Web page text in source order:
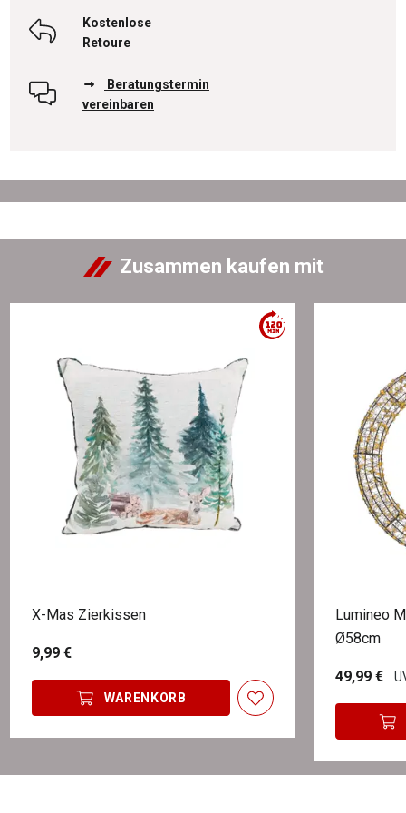
Kostenlose
Retoure
Beratungstermin
vereinbaren
Zusammen kaufen mit
X-Mas Zierkissen
9,99 €
WARENKORB
Lumineo
Ø58cm
49,99 €